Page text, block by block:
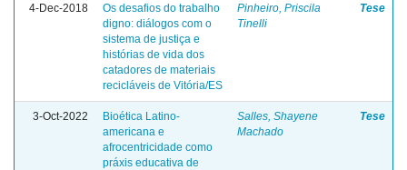
4-Dec-2018
Os desafios do trabalho
digno: diálogos com o
sistema de justiça e
histórias de vida dos
catadores de materiais
recicláveis de Vitória/ES
Pinheiro, Priscila
Tinelli
Tese
3-Oct-2022
Bioética Latino-
americana e
afrocentricidade como
práxis educativa de
Salles, Shayene
Machado
Tese